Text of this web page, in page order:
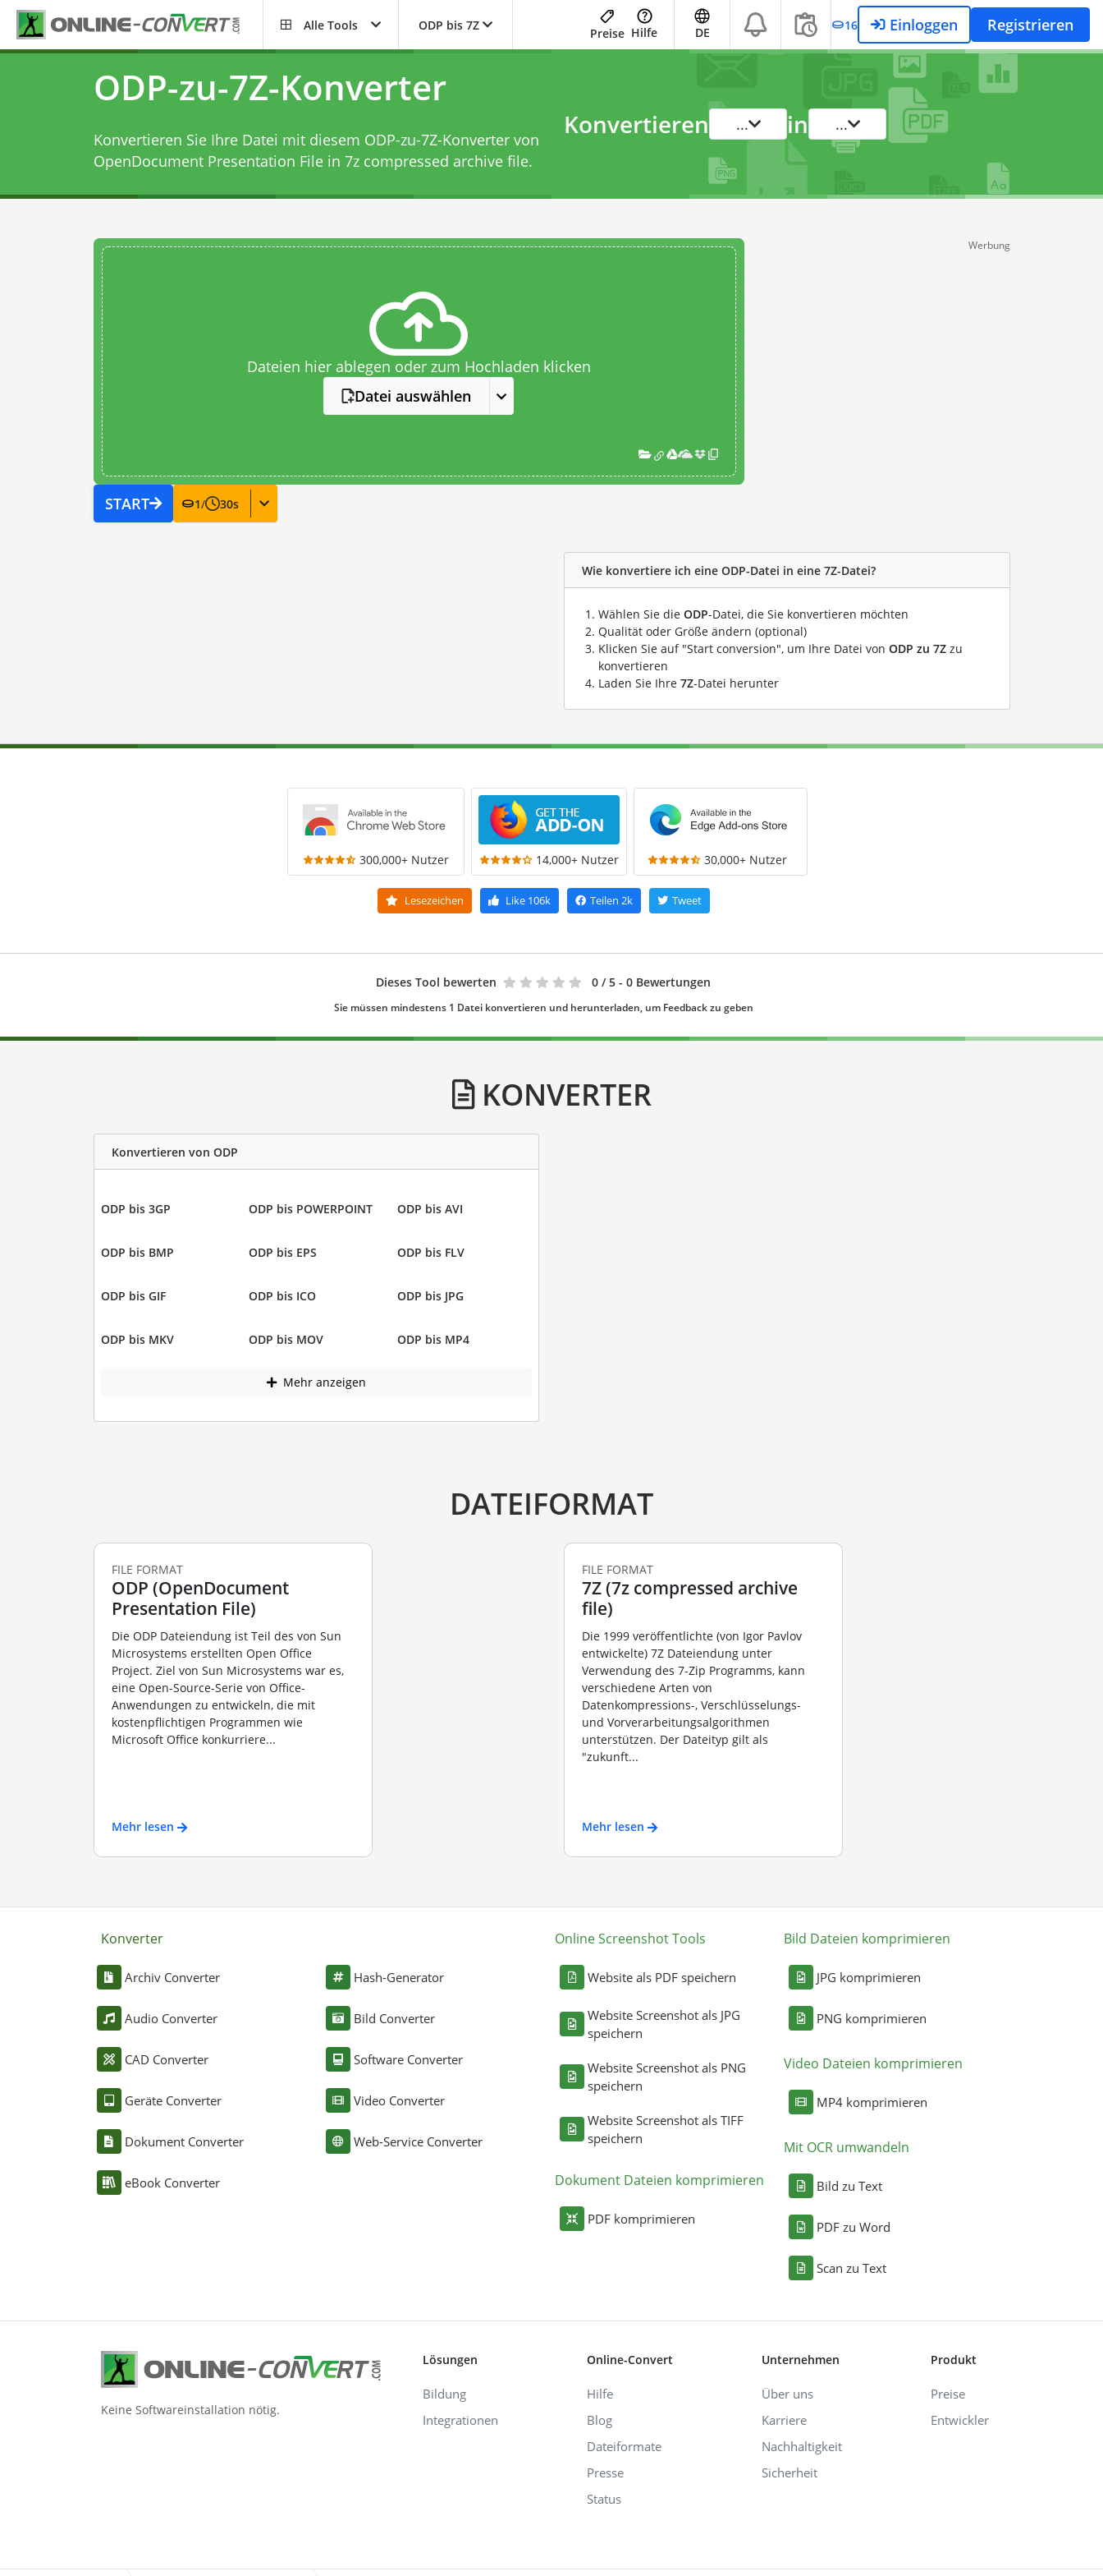
Alle Tools ODP bis 7Z
Preise Hilfe DE 16 Einloggen Registrieren
ODP-zu-7Z-Konverter
Konvertieren Sie Ihre Datei mit diesem ODP-zu-7Z-Konvertervon
OpenDocument Presentation File in 7z compressed archive file.
Konvertieren ... in ...
Dateien hier ablegen oder zum Hochladen klicken
Datei auswählen
START 1/ 30s
Werbung
Wie konvertiere ich eine ODP-Datei in eine 7Z-Datei?
Wählen Sie die ODP-Datei, die Sie konvertieren möchten
Qualität oder Größe ändern (optional)
Klicken Sie auf "Start conversion", um Ihre Datei von ODP zu 7Z zu
konvertieren
Laden Sie Ihre 7Z-Datei herunter
300,000+ Nutzer 14,000+ Nutzer 30,000+ Nutzer
Lesezeichen Like106k Teilen 2k Tweet
Dieses Tool bewerten 0 / 5 - 0 Bewertungen
Sie müssen mindestens 1 Datei konvertieren und herunterladen, um Feedback zu geben
KONVERTER
Konvertieren von ODP
ODP bis 3GP ODP bis POWERPOINT ODP bis AVI
ODP bis BMP ODP bis EPS ODP bis FLV
ODP bis GIF ODP bis ICO ODP bis JPG
ODP bis MKV ODP bis MOV ODP bis MP4
Mehr anzeigen
DATEIFORMAT
FILE FORMAT
ODP (OpenDocument
Presentation File)
Die ODP Dateiendung ist Teil des von Sun
Microsystems erstellten Open Office
Project. Ziel von Sun Microsystems war es,
eine Open-Source-Serie von Office-
Anwendungen zu entwickeln, die mit
kostenpflichtigen Programmen wie
Microsoft Office konkurriere...
Mehr lesen
FILE FORMAT
7Z (7z compressed archive
file)
Die 1999 veröffentlichte (von Igor Pavlov
entwickelte) 7Z Dateiendung unter
Verwendung des 7-Zip Programms, kann
verschiedene Arten von
Datenkompressions-, Verschlüsselungs-
und Vorverarbeitungsalgorithmen
unterstützen. Der Dateityp gilt als
"zukunft...
Mehr lesen
Konverter
Archiv Converter
Audio Converter
CAD Converter
Geräte Converter
Dokument Converter
eBook Converter
Hash-Generator
Bild Converter
Software Converter
Video Converter
Web-Service Converter
Online Screenshot Tools
Website als PDF speichern
Website Screenshot als JPG
speichern
Website Screenshot als PNG
speichern
Website Screenshot als TIFF
speichern
Dokument Dateien komprimieren
PDF komprimieren
Bild Dateien komprimieren
JPG komprimieren
PNG komprimieren
Video Dateien komprimieren
MP4 komprimieren
Mit OCR umwandeln
Bild zu Text
PDF zu Word
Scan zu Text
Keine Softwareinstallation nötig.
Lösungen
Bildung
Integrationen
Online-Convert
Hilfe
Blog
Dateiformate
Presse
Status
Unternehmen
Über uns
Karriere
Nachhaltigkeit
Sicherheit
Produkt
Preise
Entwickler